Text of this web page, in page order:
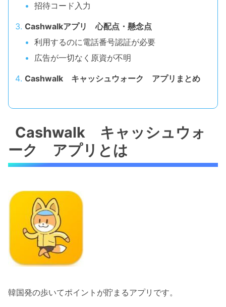
招待コード入力
Cashwalkアプリ 心配点・懸念点
利用するのに電話番号認証が必要
広告が一切なく原資が不明
Cashwalk キャッシュウォーク アプリまとめ
Cashwalk キャッシュウォ
ーク アプリとは
韓国発の歩いてポイントが貯まるアプリです。